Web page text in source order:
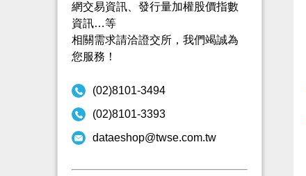
網交易資訊、發行量加權股價指數
資訊…等
相關需求請洽證交所，我們竭誠為
您服務！
(02)8101-3494
(02)8101-3393
dataeshop@twse.com.tw